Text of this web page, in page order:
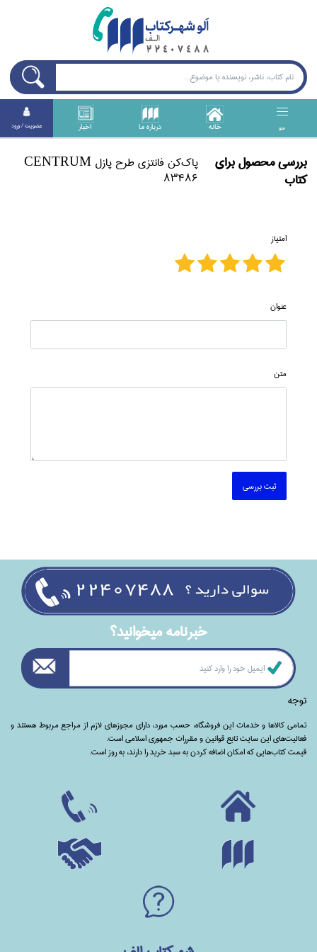
منو خانه درباره ما اخبار عضويت / ورود
بررسی محصول برای
كتاب
پاك‌كن فانتزي طرح پازل CENTRUM
83486
امتیاز
عنوان
متن
ثبت بررسی
خبرنامه ميخوانيد؟
توجه
تمامی‌ کالاها و خدمات این فروشگاه، حسب مورد،‌ دارای مجوزهای لازم از مراجع مربوط هستند ‌و‌‌
فعالیت‌های این سایت تابع قوانین و مقررات جمهوری اسلامی است.
قیمت کتاب‌هایی که امکان اضافه کردن به سبد خرید را دارند،‌ به روز است.